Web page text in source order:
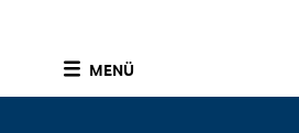
MENÜ